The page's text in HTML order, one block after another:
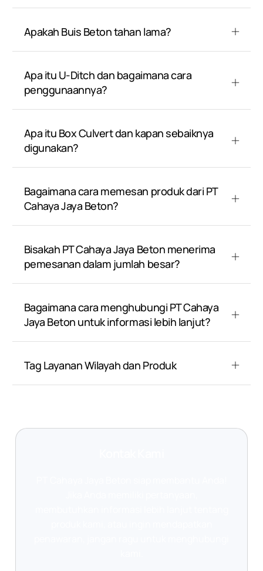
Apakah Buis Beton tahan lama?
Apa itu U-Ditch dan bagaimana cara
penggunaannya?
Apa itu Box Culvert dan kapan sebaiknya
digunakan?
Bagaimana cara memesan produk dari PT
Cahaya Jaya Beton?
Bisakah PT Cahaya Jaya Beton menerima
pemesanan dalam jumlah besar?
Bagaimana cara menghubungi PT Cahaya
Jaya Beton untuk informasi lebih lanjut?
Tag Layanan Wilayah dan Produk